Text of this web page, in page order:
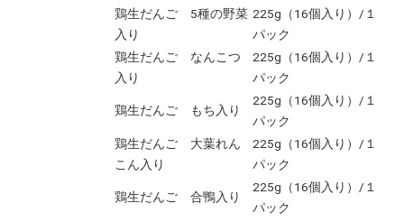
鶏生だんご 5種の野菜
入り
225g（16個入り）/１
パック
鶏生だんご なんこつ
入り
225g（16個入り）/１
パック
鶏生だんご もち入り
225g（16個入り）/１
パック
鶏生だんご 大葉れん
こん入り
225g（16個入り）/１
パック
鶏生だんご 合鴨入り
225g（16個入り）/１
パック